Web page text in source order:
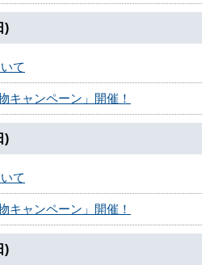
)
て
キャンペーン」開催！
)
て
キャンペーン」開催！
)